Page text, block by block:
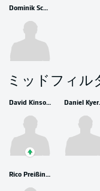
Dominik Schad
ミッドフィル
David Kinsombi
Rico Preißinger